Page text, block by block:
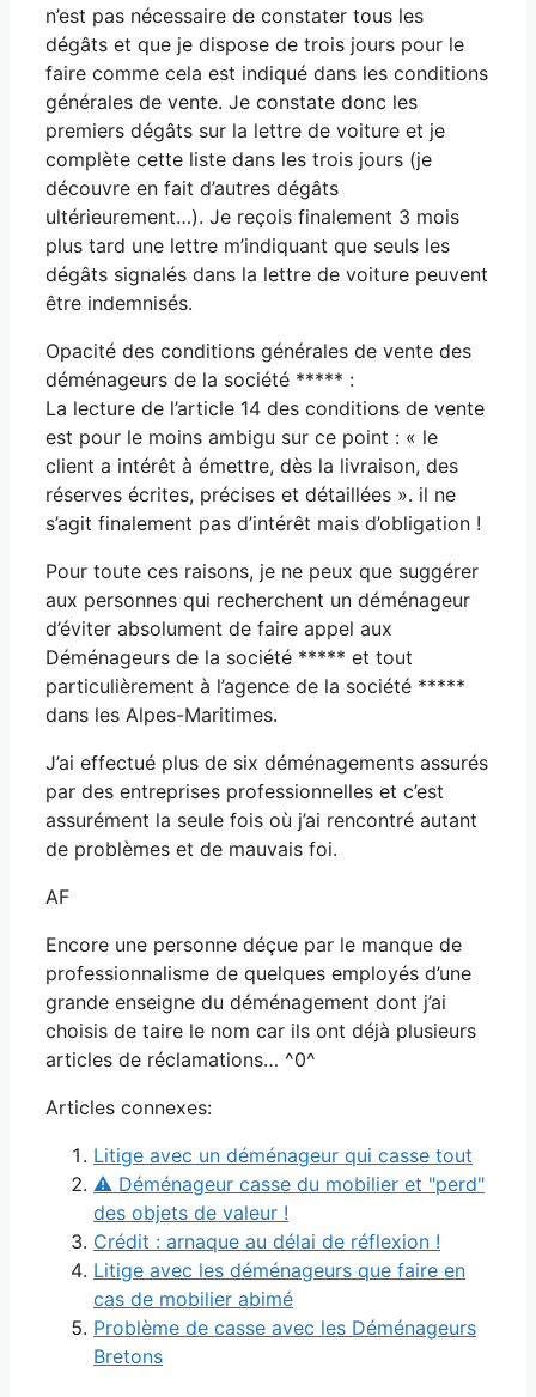
n’est pas nécessaire de constater tous les
dégâts et que je dispose de trois jours pour le
faire comme cela est indiqué dans les conditions
générales de vente. Je constate donc les
premiers dégâts sur la lettre de voiture et je
complète cette liste dans les trois jours (je
découvre en fait d’autres dégâts
ultérieurement…). Je reçois finalement 3 mois
plus tard une lettre m’indiquant que seuls les
dégâts signalés dans la lettre de voiture peuvent
être indemnisés.
Opacité des conditions générales de vente des
déménageurs de la société ***** :
La lecture de l’article 14 des conditions de vente
est pour le moins ambigu sur ce point : « le
client a intérêt à émettre, dès la livraison, des
réserves écrites, précises et détaillées ». il ne
s’agit finalement pas d’intérêt mais d’obligation !
Pour toute ces raisons, je ne peux que suggérer
aux personnes qui recherchent un déménageur
d’éviter absolument de faire appel aux
Déménageurs de la société ***** et tout
particulièrement à l’agence de la société *****
dans les Alpes-Maritimes.
J’ai effectué plus de six déménagements assurés
par des entreprises professionnelles et c’est
assurément la seule fois où j’ai rencontré autant
de problèmes et de mauvais foi.
AF
Encore une personne déçue par le manque de
professionnalisme de quelques employés d’une
grande enseigne du déménagement dont j’ai
choisis de taire le nom car ils ont déjà plusieurs
articles de réclamations… ^0^
Articles connexes:
Litige avec un déménageur qui casse tout
⚠ Déménageur casse du mobilier et "perd"
des objets de valeur !
Crédit : arnaque au délai de réflexion !
Litige avec les déménageurs que faire en
cas de mobilier abimé
Problème de casse avec les Déménageurs
Bretons